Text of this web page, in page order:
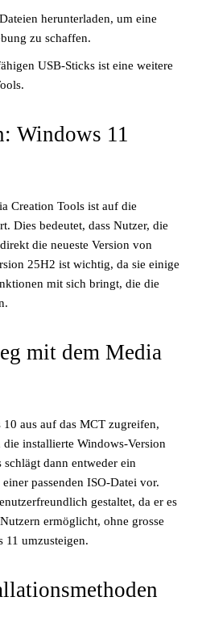
herunterladen, um eine
zu schaffen.
USB-Sticks ist eine weitere
Windows 11
Creation Tools ist auf die
Dies bedeutet, dass Nutzer, die
die neueste Version von
25H2 ist wichtig, da sie einige
mit sich bringt, die die
mit dem Media
aus auf das MCT zugreifen,
installierte Windows-Version
dann entweder ein
passenden ISO-Datei vor.
gestaltet, da er es
ermöglicht, ohne grosse
11 umzusteigen.